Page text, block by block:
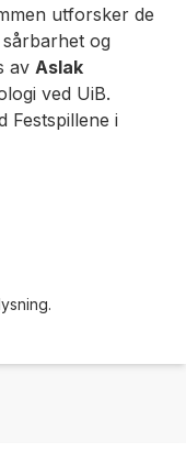
utforsker de
og
av Aslak
ved UiB.
Festspillene i